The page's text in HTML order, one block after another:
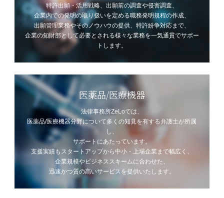
特許出願・活用戦略、出願前の調査や侵害調査、
企業内での発明の取り扱いを定める職務発明規程の作成、
出願管理業務やそのノウハウの提供、特許紛争対応まで、
企業の知財部として必要とされる様々な業務を一気通貫でサポー
トします。
医薬品/医療機器
法律事務所ZeLoでは、
医薬品/医療機器分野について多くの知見を有する弁護士が所属
し、
サポートにあたっています。
支援実績もスタートアップから中小・上場企業まで幅広く、
企業規模やビジネススキームに合わせた、
迅速かつ質の高いサービスを提供いたします。